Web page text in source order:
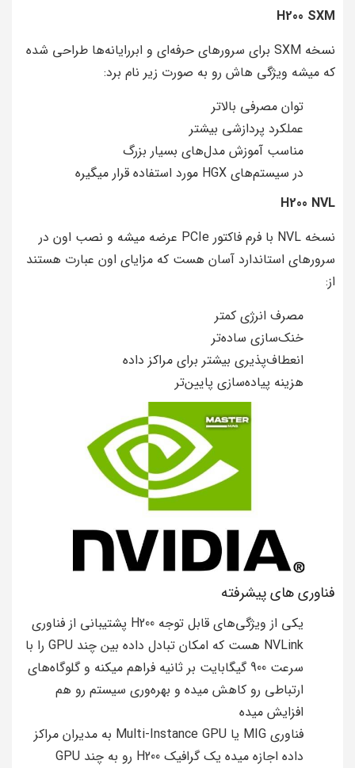
H200 SXM
نسخه SXM برای سرورهای حرفه‌ای و ابررایانه‌ها طراحی شده
که میشه ویژگی هاش رو به صورت زیر نام برد:
توان مصرفی بالاتر
عملکرد پردازشی بیشتر
مناسب آموزش مدل‌های بسیار بزرگ
در سیستم‌های HGX مورد استفاده قرار میگیره
H200 NVL
نسخه NVL با فرم فاکتور PCIe عرضه میشه و نصب اون در
سرورهای استاندارد آسان‌ هست که مزایای اون عبارت هستند
از:
مصرف انرژی کمتر
خنک‌سازی ساده‌تر
انعطاف‌پذیری بیشتر برای مراکز داده
هزینه پیاده‌سازی پایین‌تر
فناوری های پیشرفته
یکی از ویژگی‌های قابل توجه H200 پشتیبانی از فناوری
NVLink هست که امکان تبادل داده بین چند GPU را با
سرعت 900 گیگابایت بر ثانیه فراهم میکنه و گلوگاه‌های
ارتباطی رو کاهش میده و بهره‌وری سیستم رو هم
افزایش میده
فناوری MIG یا Multi-Instance GPU به مدیران مراکز
داده اجازه میده یک گرافیک H200 رو به چند GPU